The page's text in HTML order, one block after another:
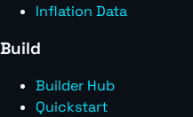
Inflation Data
Build
Builder Hub
Quickstart